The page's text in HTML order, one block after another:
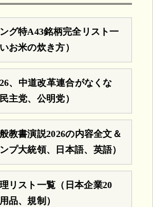
グ特A43銘柄完全リスト一
お米の炊き方）
、中道改革連合がなくな
主党、公明党）
教書演説2026の内容全文＆
プ大統領、日本語、英語）
リスト一覧（日本企業20
品、規制）